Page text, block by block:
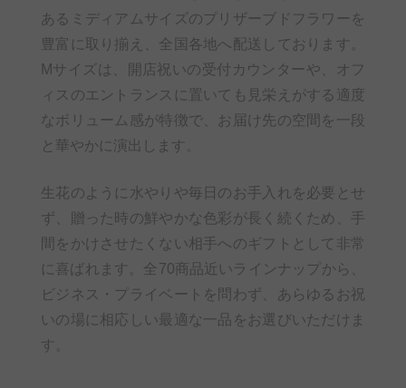
あるミディアムサイズのプリザーブドフラワーを
豊富に取り揃え、全国各地へ配送しております。
Mサイズは、開店祝いの受付カウンターや、オフ
ィスのエントランスに置いても見栄えがする適度
なボリューム感が特徴で、お届け先の空間を一段
と華やかに演出します。
生花のように水やりや毎日のお手入れを必要とせ
ず、贈った時の鮮やかな色彩が長く続くため、手
間をかけさせたくない相手へのギフトとして非常
に喜ばれます。全70商品近いラインナップから、
ビジネス・プライベートを問わず、あらゆるお祝
いの場に相応しい最適な一品をお選びいただけま
す。